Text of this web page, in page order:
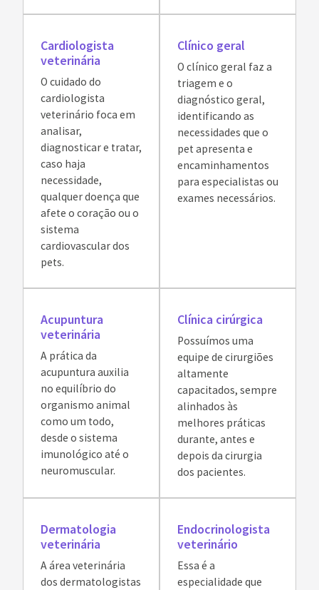
Cardiologista
veterinária
O cuidado do
cardiologista
veterinário foca em
analisar,
diagnosticar e tratar,
caso haja
necessidade,
qualquer doença que
afete o coração ou o
sistema
cardiovascular dos
pets.
Clínico geral
O clínico geral faz a
triagem e o
diagnóstico geral,
identificando as
necessidades que o
pet apresenta e
encaminhamentos
para especialistas ou
exames necessários.
Acupuntura
veterinária
A prática da
acupuntura auxilia
no equilíbrio do
organismo animal
como um todo,
desde o sistema
imunológico até o
neuromuscular.
Clínica cirúrgica
Possuímos uma
equipe de cirurgiões
altamente
capacitados, sempre
alinhados às
melhores práticas
durante, antes e
depois da cirurgia
dos pacientes.
Dermatologia
veterinária
A área veterinária
dos dermatologistas
Endocrinologista
veterinário
Essa é a
especialidade que